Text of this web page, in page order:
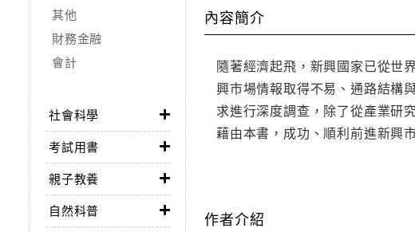
其他
財務金融
會計
社會科學
考試用書
親子教養
自然科普
內容簡介
隨著經濟起飛，新興國家已從世
興市場情報取得不易、通路結構
求進行深度調查，除了從產業研
藉由本書，成功、順利前進新興
作者介紹